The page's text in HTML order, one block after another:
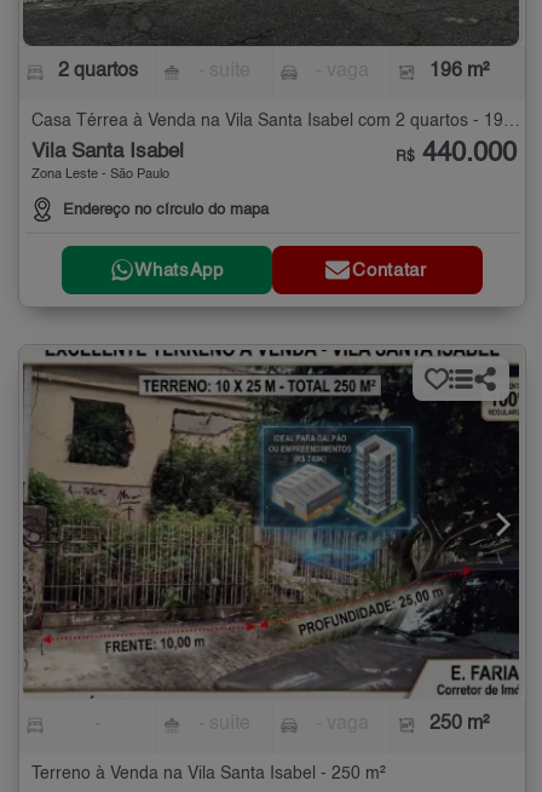
2 quartos 196 m²
Casa Térrea à Venda na Vila Santa Isabel com 2 quartos - 196 m²
Vila Santa Isabel
Zona Leste - São Paulo
Endereço no círculo do mapa
R$ 440.000
WhatsApp Contatar
250 m²
Terreno à Venda na Vila Santa Isabel - 250 m²